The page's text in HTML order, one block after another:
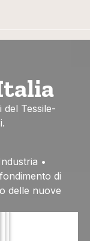
del Tessile-
•
di
delle nuove